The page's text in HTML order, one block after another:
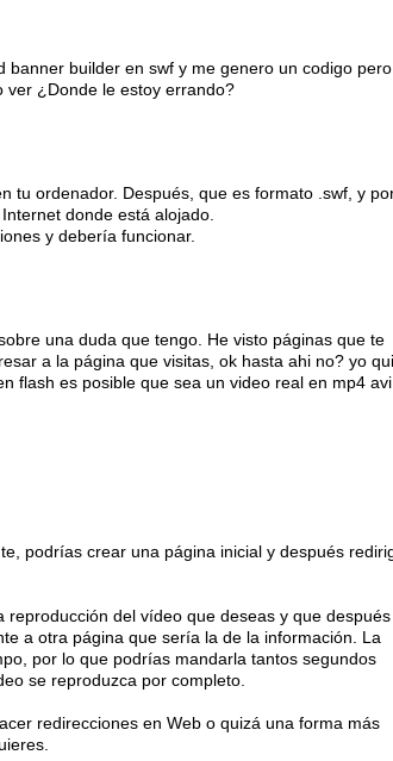
banner builder en swf y me genero un codigo pero
ver ¿Donde le estoy errando?
tu ordenador. Después, que es formato .swf, y
donde está alojado.
y debería funcionar.
una duda que tengo. He visto páginas que te
a la página que visitas, ok hasta ahi no? yo
flash es posible que sea un video real en mp4
podrías crear una página inicial y después
reproducción del vídeo que deseas y que
a otra página que sería la de la información. La
por lo que podrías mandarla tantos segundos
se reproduzca por completo.
redirecciones en Web o quizá una forma más